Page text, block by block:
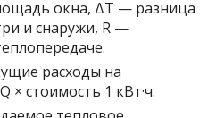
окна, ΔT — разница
и снаружи, R —
расходы на
× стоимость 1 кВт·ч.